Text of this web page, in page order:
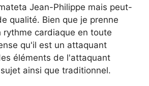
Jean-Philippe mais peut-
qualité. Bien que je prenne
rythme cardiaque en toute
qu'il est un attaquant
éléments de l'attaquant
ainsi que traditionnel.